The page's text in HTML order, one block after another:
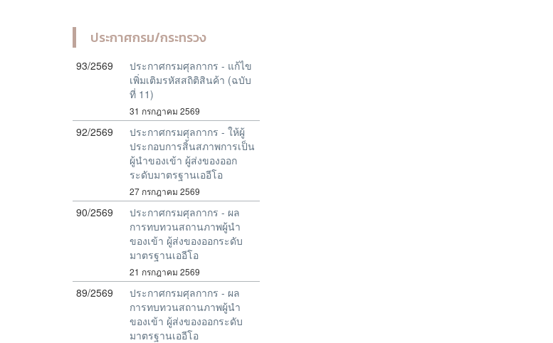
ประกาศกรม/กระทรวง
93/2569
ประกาศกรมศุลกากร - แก้ไข
เพิ่มเติมรหัสสถิติสินค้า (ฉบับ
ที่ 11)
31 กรกฎาคม 2569
92/2569
ประกาศกรมศุลกากร - ให้ผู้
ประกอบการสิ้นสภาพการเป็น
ผู้นำของเข้า ผู้ส่งของออก
ระดับมาตรฐานเออีโอ
27 กรกฎาคม 2569
90/2569
ประกาศกรมศุลกากร - ผล
การทบทวนสถานภาพผู้นำ
ของเข้า ผู้ส่งของออกระดับ
มาตรฐานเออีโอ
21 กรกฎาคม 2569
89/2569
ประกาศกรมศุลกากร - ผล
การทบทวนสถานภาพผู้นำ
ของเข้า ผู้ส่งของออกระดับ
มาตรฐานเออีโอ